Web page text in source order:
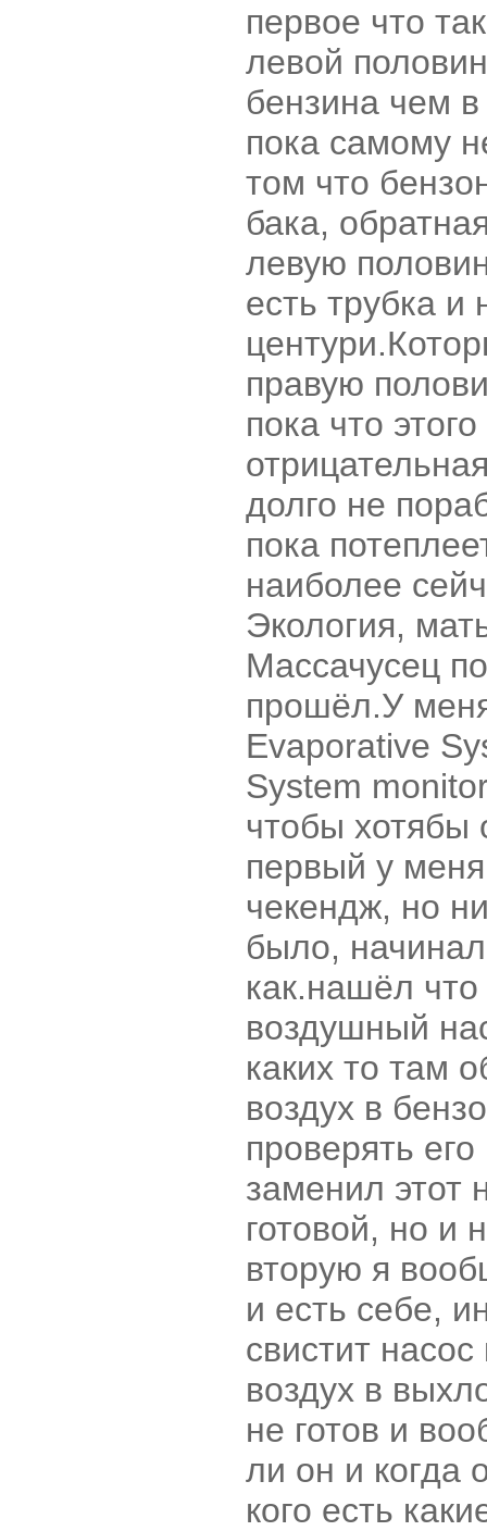
первое что
левой
бензина чем
пока самому
том что
бака,
левую
есть трубка
правую
пока что
долго не
пока
наиболее
Экология,
Массачусец
прошёл.У
Evaporative
System
чтобы хотябы
первый у
чекендж, но
было,
как.нашёл
воздушный
каких то там
воздух в
проверять
заменил этот
готовой, но и
вторую я
и есть себе,
свистит
воздух в
не готов и
ли он и когда
кого есть